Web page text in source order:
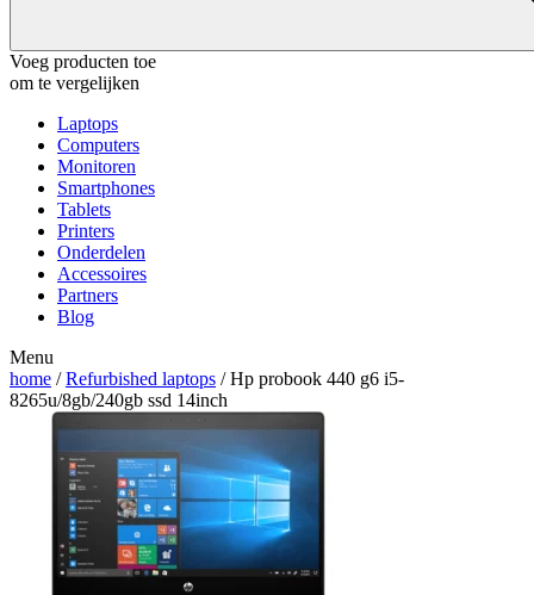
Voeg producten toe
om te vergelijken
Laptops
Computers
Monitoren
Smartphones
Tablets
Printers
Onderdelen
Accessoires
Partners
Blog
Menu
home /Refurbished laptops / Hp probook 440 g6 i5-
8265u/8gb/240gb ssd 14inch